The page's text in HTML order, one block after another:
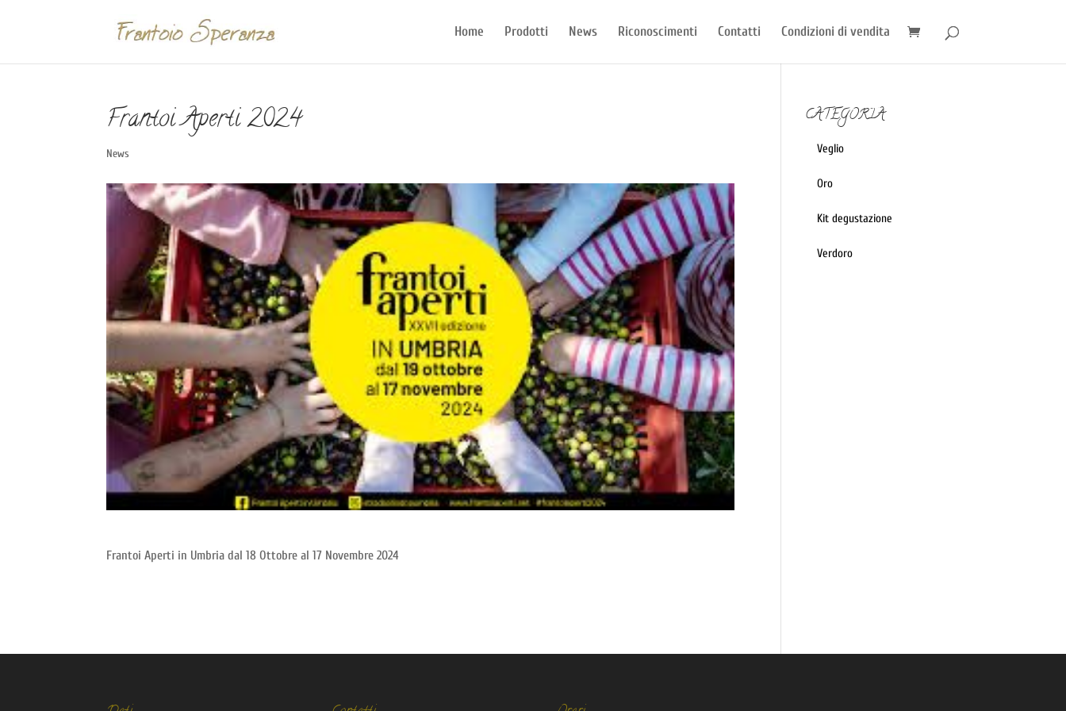
Home Prodotti News Riconoscimenti Contatti Condizioni di vendita
Frantoi Aperti 2024
News
Frantoi Aperti in Umbria dal 18 Ottobre al 17 Novembre 2024
CATEGORIA
Veglio
Oro
Kit degustazione
Verdoro